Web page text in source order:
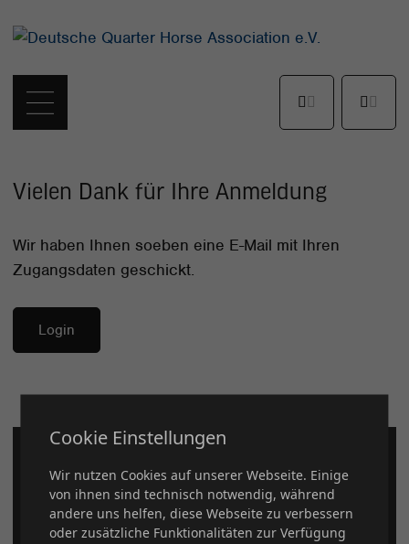
Vielen Dank für Ihre Anmeldung
Wir haben Ihnen soeben eine E-Mail mit Ihren
Zugangsdaten geschickt.
Login
Cookie Einstellungen
Wir nutzen Cookies auf unserer Webseite. Einige
von ihnen sind technisch notwendig, während
andere uns helfen, diese Webseite zu verbessern
oder zusätzliche Funktionalitäten zur Verfügung